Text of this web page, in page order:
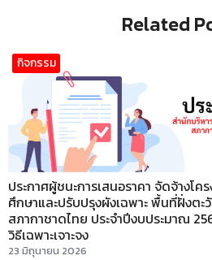
Related
กิจกรรม
ประกาศผู้ชนะการเสนอราคา จัดจ้างโค
ศึกษาและปรับปรุงผังเฉพาะ พื้นที่ฝั่งตะ
สภากาชาดไทย ประจำปีงบประมาณ
วิธีเฉพาะเจาะจง
23 มิถุนายน 2026